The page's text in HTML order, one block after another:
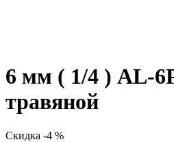
6 мм ( 1/4 ) AL-
травяной
Скидка -4 %